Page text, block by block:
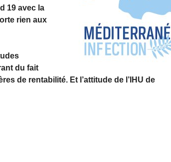
19 avec la
rien aux
du fait
de rentabilité. Et l’attitude de l’IHU de